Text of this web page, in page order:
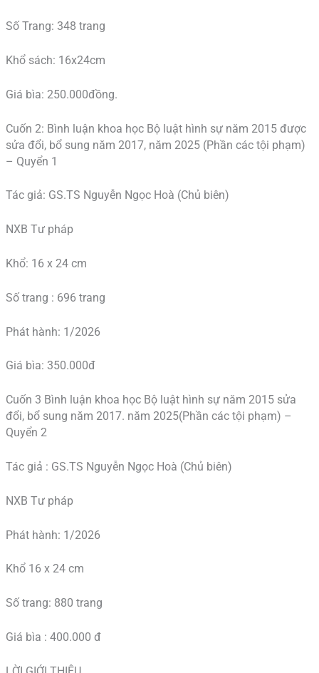
Số Trang: 348 trang
Khổ sách: 16x24cm
Giá bìa: 250.000đồng.
Cuốn 2: Bình luận khoa học Bộ luật hình sự năm 2015 được
sửa đổi, bổ sung năm 2017, năm 2025 (Phần các tội phạm)
– Quyển 1
Tác giả: GS.TS Nguyễn Ngọc Hoà (Chủ biên)
NXB Tư pháp
Khổ: 16 x 24 cm
Số trang : 696 trang
Phát hành: 1/2026
Giá bìa: 350.000đ
Cuốn 3 Bình luận khoa học Bộ luật hình sự năm 2015 sửa
đổi, bổ sung năm 2017. năm 2025(Phần các tội phạm) –
Quyển 2
Tác giả : GS.TS Nguyễn Ngọc Hoà (Chủ biên)
NXB Tư pháp
Phát hành: 1/2026
Khổ 16 x 24 cm
Số trang: 880 trang
Giá bìa : 400.000 đ